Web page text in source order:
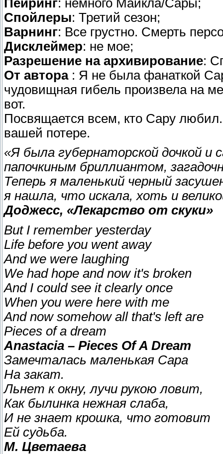
Пейринг: немного Майкла/Сары;
Спойлеры: Третий сезон;
Варнинг: Все грустно. Смерть
Дисклеймер: не мое;
Разрешение на архивирование:
От автора : Я не была фанаткой
чудовищная гибель произвела на
вот.
Посвящается всем, кто Сару
вашей потере.
«Я была губернаторской дочкой и
папочкиным бриллиантом,
Теперь я маленький черный
я нашла, что искала, хоть и
Доджесс, «Лекарство от скуки»
But I remember yesterday
Life before you went away
And we were laughing
We had hope and now it's broken
And I could see it clearly once
When you were here with me
And now somehow all that's left are
Pieces of a dream
Anastacia – Pieces Of A Dream
Замечталась маленькая Сара
На закат.
Льнет к окну, лучи рукою ловит,
Как былинка нежная слаба,
И не знает крошка, что готовит
Ей судьба.
М. Цветаева